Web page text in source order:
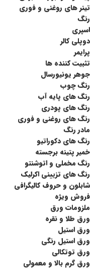
تینر های روغنی و فوری
رنگ
اسپری
دوپلی کالر
پرایمر
تثبیت کننده ها
جوهر یونیورسال
رنگ چوب
رنگ‌ های پایه آب
رنگ های پودری
رنگ‌ های روغنی و فوری
مادر رنگ
رنگ های دکوراتیو
خمیر پتینه برجسته
رنگ مخملی و اتوشنتو
رنگ های تزیینی اکرلیک
شابلون و حروف کالیگرافی
فروش ویژه
ملزومات ورق
ورق طلا و نقره
ورق استیل
ورق استیل رنگی
ورق توتکالی
ورق گرم بالا و معمولی